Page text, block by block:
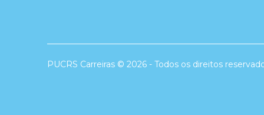
PUCRS Carreiras © 2026 - Todos os direitos